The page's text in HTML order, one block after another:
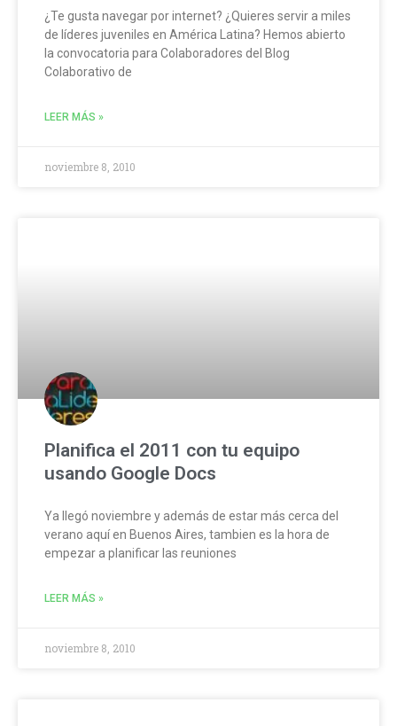
¿Te gusta navegar por internet? ¿Quieres servir a miles
de líderes juveniles en América Latina? Hemos abierto
la convocatoria para Colaboradores del Blog
Colaborativo de
LEER MÁS »
noviembre 8, 2010
Planifica el 2011 con tu equipo
usando Google Docs
Ya llegó noviembre y además de estar más cerca del
verano aquí en Buenos Aires, tambien es la hora de
empezar a planificar las reuniones
LEER MÁS »
noviembre 8, 2010